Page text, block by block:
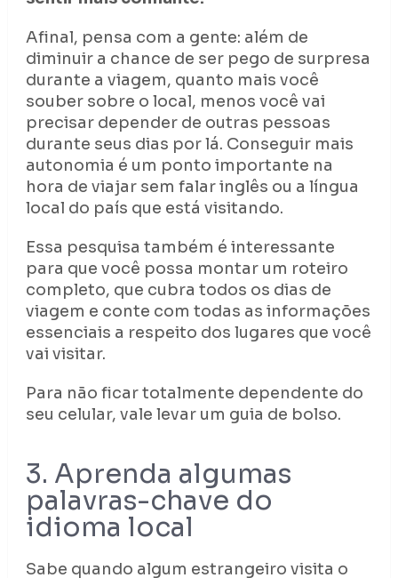
Afinal, pensa com a gente: além de
diminuir a chance de ser pego de surpresa
durante a viagem, quanto mais você
souber sobre o local, menos você vai
precisar depender de outras pessoas
durante seus dias por lá. Conseguir mais
autonomia é um ponto importante na
hora de viajar sem falar inglês ou a língua
local do país que está visitando.
Essa pesquisa também é interessante
para que você possa montar um roteiro
completo, que cubra todos os dias de
viagem e conte com todas as informações
essenciais a respeito dos lugares que você
vai visitar.
Para não ficar totalmente dependente do
seu celular, vale levar um guia de bolso.
3. Aprenda algumas
palavras-chave do
idioma local
Sabe quando algum estrangeiro visita o